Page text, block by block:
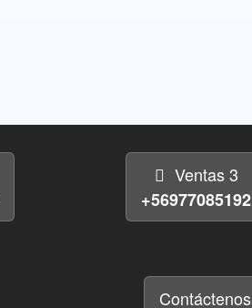
Ventas 3
+56977085192
Contáctenos